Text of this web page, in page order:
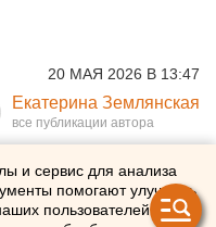
20 МАЯ 2026 В 13:47
Екатерина Землянская
и сервис для анализа
помогают улучшать
пользователей и